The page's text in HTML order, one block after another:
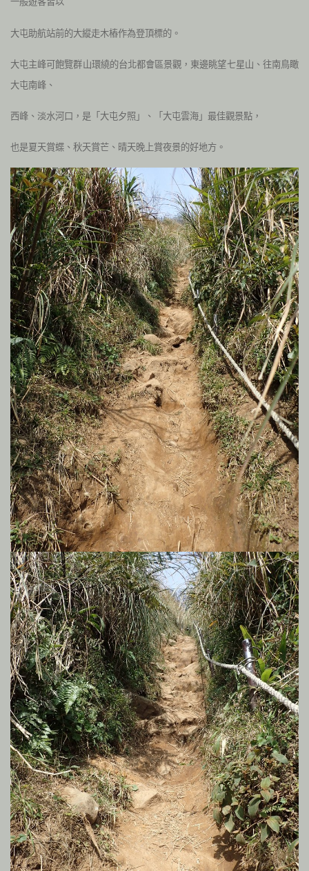
大屯助航站前的大縱走木樁作為登頂標的。
大屯主峰可飽覽群山環繞的台北都會區景觀，東邊眺望七星山、往南鳥瞰
大屯南峰、
西峰、淡水河口，是「大屯夕照」、「大屯雲海」最佳觀景點，
也是夏天賞蝶、秋天賞芒、晴天晚上賞夜景的好地方。